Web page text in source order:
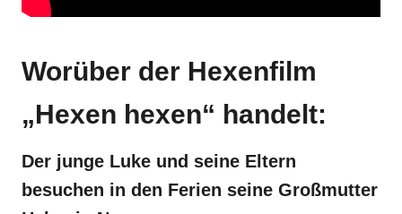
Worüber der Hexenfilm
„Hexen hexen“ handelt:
Der junge Luke und seine Eltern
besuchen in den Ferien seine Großmutter